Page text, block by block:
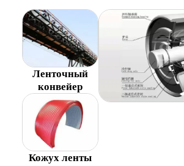
Ленточный
конвейер
Кожух ленты